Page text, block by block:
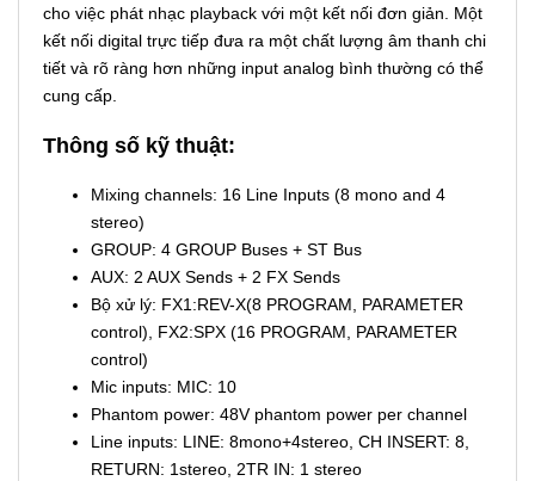
cho việc phát nhạc playback với một kết nối đơn giản. Một
kết nối digital trực tiếp đưa ra một chất lượng âm thanh chi
tiết và rõ ràng hơn những input analog bình thường có thể
cung cấp.
Thông số kỹ thuật:
Mixing channels: 16 Line Inputs (8 mono and 4
stereo)
GROUP: 4 GROUP Buses + ST Bus
AUX: 2 AUX Sends + 2 FX Sends
Bộ xử lý: FX1:REV-X(8 PROGRAM, PARAMETER
control), FX2:SPX (16 PROGRAM, PARAMETER
control)
Mic inputs: MIC: 10
Phantom power: 48V phantom power per channel
Line inputs: LINE: 8mono+4stereo, CH INSERT: 8,
RETURN: 1stereo, 2TR IN: 1 stereo